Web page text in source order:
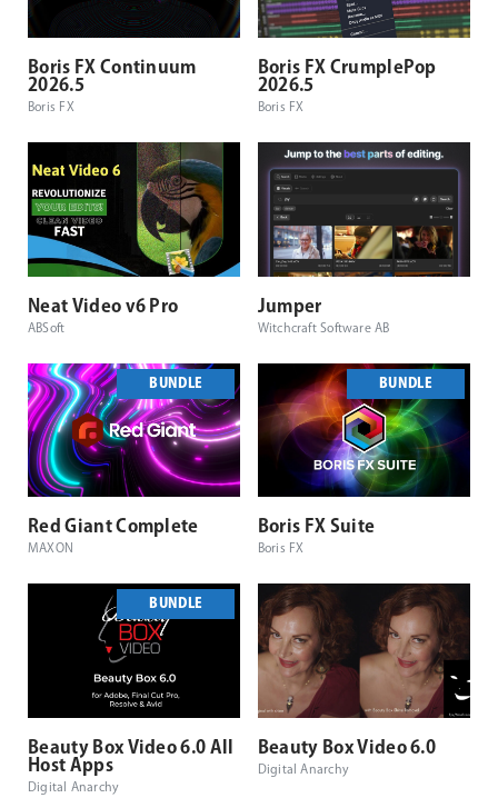
Boris FX Continuum
2026.5
Boris FX
Boris FX CrumplePop
2026.5
Boris FX
Neat Video v6 Pro
ABSoft
Jumper
Witchcraft Software AB
BUNDLE
Red Giant Complete
MAXON
BUNDLE
Boris FX Suite
Boris FX
BUNDLE
Beauty Box Video 6.0 All
Host Apps
Digital Anarchy
Beauty Box Video 6.0
Digital Anarchy